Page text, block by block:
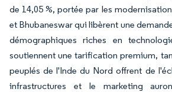
de 14,05 %, portée par les
et Bhubaneswar qui libèrent une
démographiques riches en
soutiennent une tarification premium,
peuplés de l'Inde du Nord offrent de
infrastructures et le marketing